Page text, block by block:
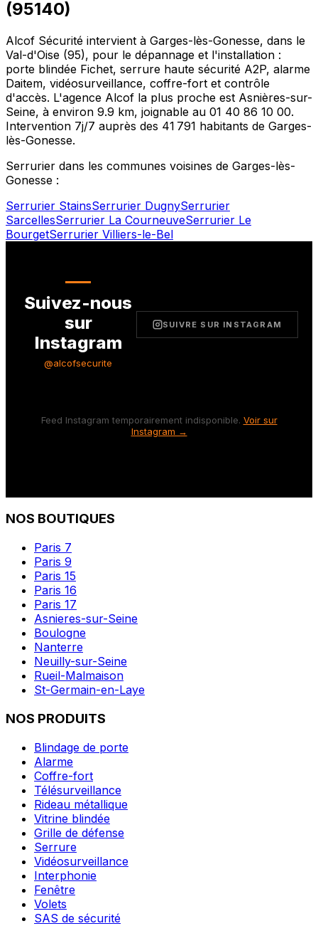
(95140)
Alcof Sécurité intervient à Garges-lès-Gonesse, dans le
Val-d'Oise (95), pour le dépannage et l'installation :
porte blindée Fichet, serrure haute sécurité A2P, alarme
Daitem, vidéosurveillance, coffre-fort et contrôle
d'accès. L'agence Alcof la plus proche est Asnières-sur-
Seine, à environ 9.9 km, joignable au 01 40 86 10 00.
Intervention 7j/7 auprès des 41 791 habitants de Garges-
lès-Gonesse.
Serrurier dans les communes voisines de Garges-lès-
Gonesse :
Serrurier StainsSerrurier DugnySerrurier
SarcellesSerrurier La CourneuveSerrurier Le
BourgetSerrurier Villiers-le-Bel
Suivez-nous
sur
Instagram
@alcofsecurite
SUIVRE SUR INSTAGRAM
Feed Instagram temporairement indisponible. Voir sur
Instagram →
NOS BOUTIQUES
Paris 7
Paris 9
Paris 15
Paris 16
Paris 17
Asnieres-sur-Seine
Boulogne
Nanterre
Neuilly-sur-Seine
Rueil-Malmaison
St-Germain-en-Laye
NOS PRODUITS
Blindage de porte
Alarme
Coffre-fort
Télésurveillance
Rideau métallique
Vitrine blindée
Grille de défense
Serrure
Vidéosurveillance
Interphonie
Fenêtre
Volets
SAS de sécurité